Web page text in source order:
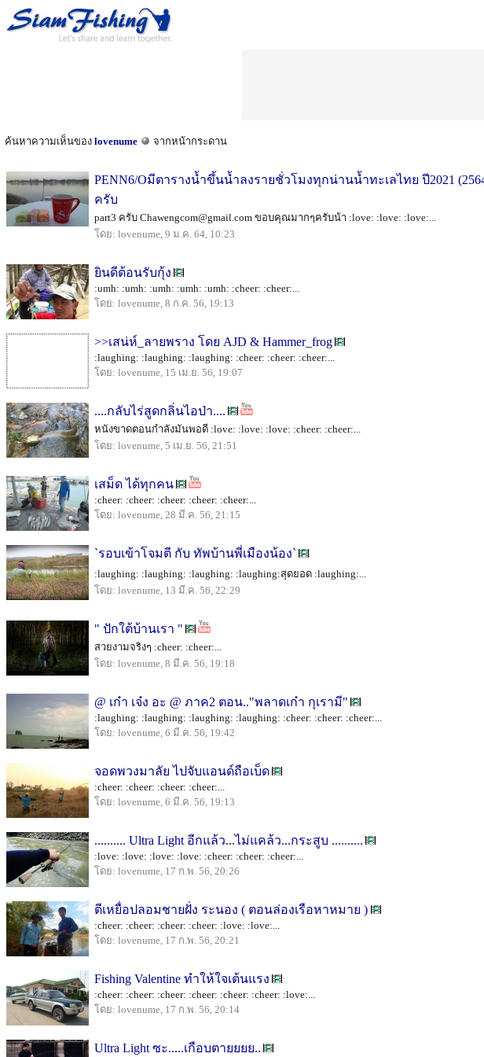
ค้นหาความเห็นของ lovenume จากหน้ากระดาน
PENN6/Oมีตารางน้ำขึ้นน้ำลงรายชั่วโมงทุกน่านน้ำทะเลไทย ปี2021
ครับ
part3 ครับ Chawengcom@gmail.com ขอบคุณมากๆครับน้า :love: :love: :love:...
โดย: lovenume, 9 ม.ค. 64, 10:23
ยินดีต้อนรับกุ้ง
:umh: :umh: :umh: :umh: :umh: :cheer: :cheer:...
โดย: lovenume, 8 ก.ค. 56, 19:13
>>เสน่ห์_ลายพราง โดย AJD & Hammer_frog
:laughing: :laughing: :laughing: :cheer: :cheer: :cheer:...
โดย: lovenume, 15 เม.ย. 56, 19:07
....กลับไร่สูดกลิ่นไอป่า....
หนังขาดตอนกําลังมันพอดี :love: :love: :love: :cheer: :cheer:...
โดย: lovenume, 5 เม.ย. 56, 21:51
เสม็ด ได้ทุกคน
:cheer: :cheer: :cheer: :cheer: :cheer:...
โดย: lovenume, 28 มี.ค. 56, 21:15
`รอบเข้าโจมตี กับ ทัพบ้านพี่เมืองน้อง`
:laughing: :laughing: :laughing: :laughing:สุดยอด :laughing:...
โดย: lovenume, 13 มี.ค. 56, 22:29
" ปักใต้บ้านเรา "
สวยงามจริงๆ :cheer: :cheer:...
โดย: lovenume, 8 มี.ค. 56, 19:18
@ เก๋า เจ๋ง อะ @ ภาค2 ตอน.."พลาดเก๋า กุเรามี"
:laughing: :laughing: :laughing: :laughing: :cheer: :cheer: :cheer:...
โดย: lovenume, 6 มี.ค. 56, 19:42
จอดพวงมาลัย ไปจับแอนด์ถือเบ็ด
:cheer: :cheer: :cheer: :cheer:...
โดย: lovenume, 6 มี.ค. 56, 19:13
.......... Ultra Light อีกแล้ว...ไม่แคล้ว...กระสูบ ..........
:love: :love: :love: :love: :cheer: :cheer: :cheer:...
โดย: lovenume, 17 ก.พ. 56, 20:26
ตีเหยื่อปลอมชายฝั่ง ระนอง ( ตอนล่องเรือหาหมาย )
:cheer: :cheer: :cheer: :cheer: :love: :love:...
โดย: lovenume, 17 ก.พ. 56, 20:21
Fishing Valentine ทำให้ใจเต้นแรง
:cheer: :cheer: :cheer: :cheer: :cheer: :cheer: :love:...
โดย: lovenume, 17 ก.พ. 56, 20:14
Ultra Light ซะ.....เกือบตายยยย..